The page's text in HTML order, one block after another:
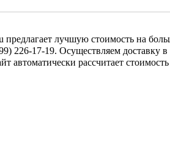
лучшую стоимость на
226-17-19. Осуществляем доставку
автоматически рассчитает